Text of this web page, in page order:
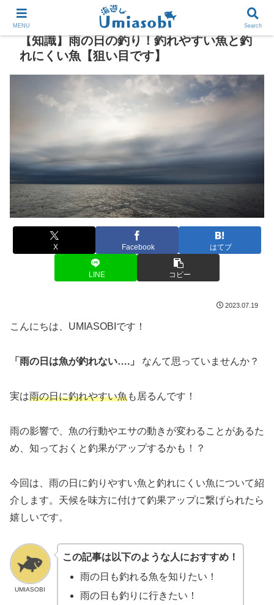
【知識】雨の日の釣り！釣れやすい魚と釣
れにくい魚【狙い目です】
X Facebook はてブ
LINE コピー
2023.07.19
こんにちは、UMIASOBIです！
「雨の日は魚が釣れない….」 なんて思っていませんか？
実は雨の日に釣れやすい魚も居るんです！
雨の影響で、魚の行動やエサの動きが変わることがあるた
め、知っておくと釣果がアップするかも！？
今回は、雨の日に釣りやすい魚と釣れにくい魚について紹
介します。天候を味方に付けて釣果アップに繋げられたら
嬉しいです。
UMIASOBI
この記事は以下のような人におすすめ！
雨の日も釣れる魚を知りたい！
雨の日も釣りに行きたい！
MENU Search